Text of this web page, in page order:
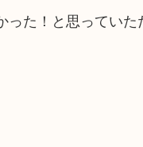
た！と思ってい